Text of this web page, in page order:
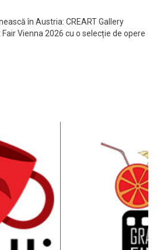
în Austria: CREART Gallery
Vienna 2026 cu o selecție de opere